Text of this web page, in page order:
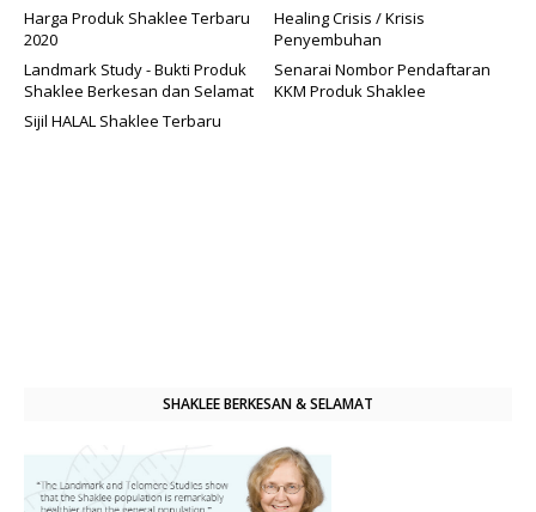
Harga Produk Shaklee Terbaru
2020
Healing Crisis / Krisis
Penyembuhan
Landmark Study - Bukti Produk
Shaklee Berkesan dan Selamat
Senarai Nombor Pendaftaran
KKM Produk Shaklee
Sijil HALAL Shaklee Terbaru
SHAKLEE BERKESAN & SELAMAT